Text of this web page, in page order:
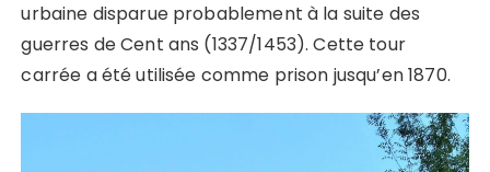
urbaine disparue probablement à la suite des
guerres de Cent ans (1337/1453). Cette tour
carrée a été utilisée comme prison jusqu’en 1870.